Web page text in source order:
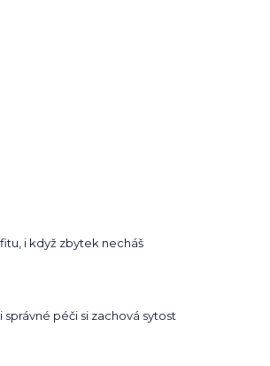
i když zbytek necháš
péči si zachová sytost